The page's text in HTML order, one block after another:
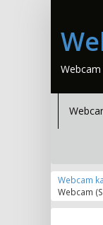
Webcam
Webcam